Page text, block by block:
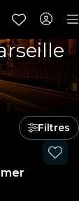
Filtres